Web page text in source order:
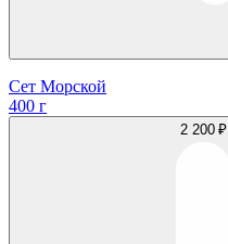
Сет Морской
400 г
2 200 ₽